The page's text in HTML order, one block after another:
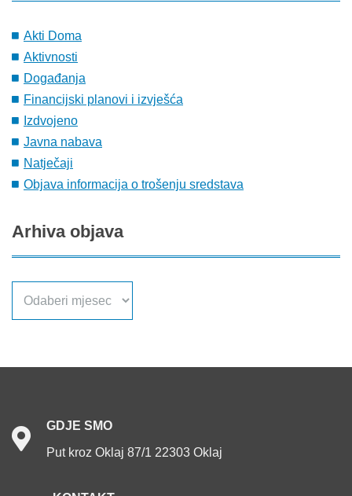
Akti Doma
Aktivnosti
Događanja
Financijski planovi i izvješća
Izdvojeno
Javna nabava
Natječaji
Objava informacija o trošenju sredstava
Arhiva objava
GDJE SMO
Put kroz Oklaj 87/1 22303 Oklaj